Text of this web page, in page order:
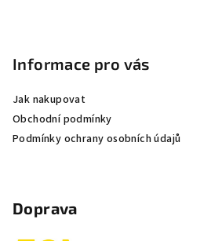
Informace pro vás
Jak nakupovat
Obchodní podmínky
Podmínky ochrany osobních údajů
Doprava